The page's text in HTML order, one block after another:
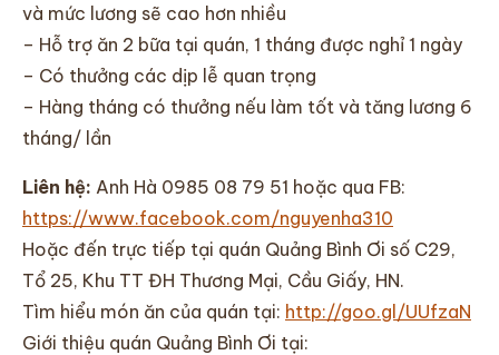
và mức lương sẽ cao hơn nhiều
– Hỗ trợ ăn 2 bữa tại quán, 1 tháng được nghỉ 1 ngày
– Có thưởng các dịp lễ quan trọng
– Hàng tháng có thưởng nếu làm tốt và tăng lương 6
tháng/ lần
Liên hệ: Anh Hà 0985 08 79 51 hoặc qua FB:
https://www.facebook.com/nguyenha310
Hoặc đến trực tiếp tại quán Quảng Bình Ơi số C29,
Tổ 25, Khu TT ĐH Thương Mại, Cầu Giấy, HN.
Tìm hiểu món ăn của quán tại: http://goo.gl/UUfzaN
Giới thiệu quán Quảng Bình Ơi tại: